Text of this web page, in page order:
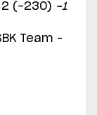
2 (-230) -1
Team –